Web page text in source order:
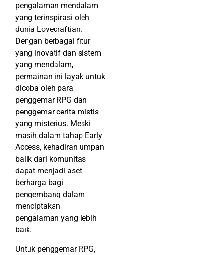
pengalaman mendalam
yang terinspirasi oleh
dunia Lovecraftian.
Dengan berbagai fitur
yang inovatif dan sistem
yang mendalam,
permainan ini layak untuk
dicoba oleh para
penggemar RPG dan
penggemar cerita mistis
yang misterius. Meski
masih dalam tahap Early
Access, kehadiran umpan
balik dari komunitas
dapat menjadi aset
berharga bagi
pengembang dalam
menciptakan
pengalaman yang lebih
baik.
Untuk penggemar RPG,